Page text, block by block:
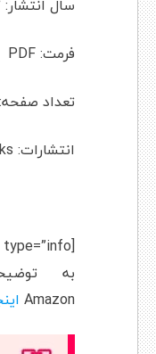
سال انتشار: ۱۹۷۷
فرمت: PDF
تعداد صفحه: ۵۶
انتشارات: Leete’S Island Books
[box type=”info”]
به
Amazon